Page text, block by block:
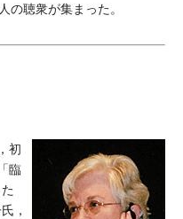
の聴衆が集まった。
初
臨
，